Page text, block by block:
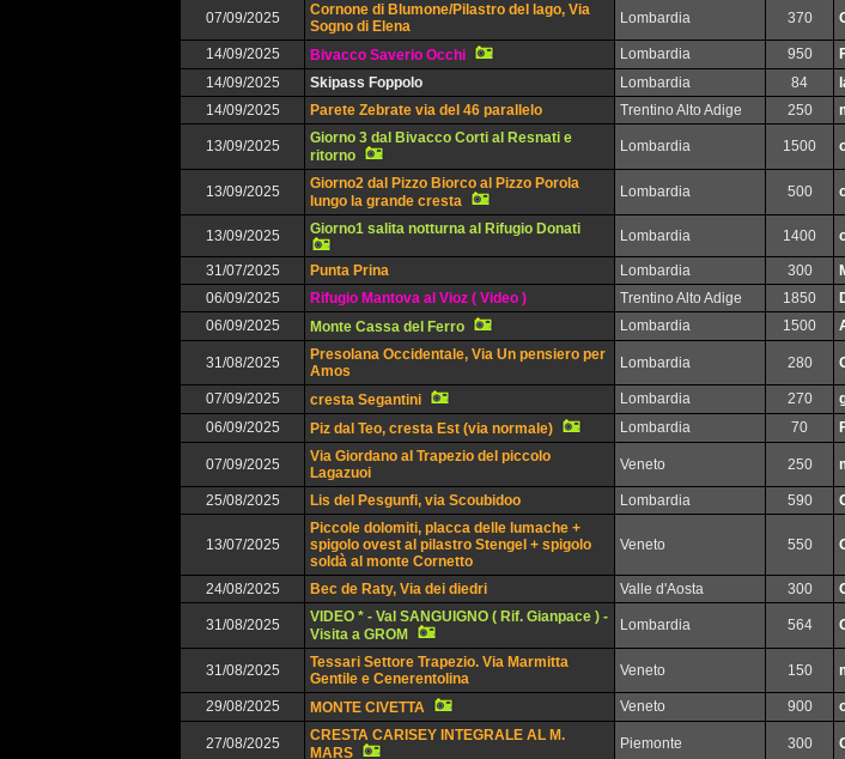
07/09/2025
Cornone di Blumone/Pilastro del lago, Via
Sogno di Elena
Lombardia 370
14/09/2025 Bivacco Saverio Occhi Lombardia 950
14/09/2025
Skipass Foppolo Lombardia 84
14/09/2025
Parete Zebrate via del 46 parallelo Trentino Alto Adige 250
13/09/2025
Giorno 3 dal Bivacco Corti al Resnati e
ritorno
Lombardia 1500
13/09/2025
Giorno2 dal Pizzo Biorco al Pizzo Porola
lungo la grande cresta
Lombardia 500
13/09/2025 Giorno1 salita notturna al Rifugio Donati Lombardia 1400
31/07/2025 Punta Prina Lombardia 300
06/09/2025
Rifugio Mantova al Vioz ( Video ) Trentino Alto Adige 1850
06/09/2025
Monte Cassa del Ferro Lombardia 1500
31/08/2025
Presolana Occidentale, Via Un pensiero per
Amos
Lombardia 280
07/09/2025 cresta Segantini Lombardia 270
06/09/2025
Piz dal Teo, cresta Est (via normale) Lombardia 70
07/09/2025
Via Giordano al Trapezio del piccolo
Lagazuoi
Veneto 250
25/08/2025 Lis del Pesgunfi, via Scoubidoo Lombardia 590
13/07/2025
Piccole dolomiti, placca delle lumache +
spigolo ovest al pilastro Stengel + spigolo
soldà al monte Cornetto
Veneto 550
24/08/2025 Bec de Raty, Via dei diedri Valle d'Aosta 300
31/08/2025
VIDEO * - Val SANGUIGNO ( Rif. Gianpace ) -
Visita a GROM
Lombardia 564
31/08/2025
Tessari Settore Trapezio. Via Marmitta
Gentile e Cenerentolina
Veneto 150
29/08/2025 MONTE CIVETTA Veneto 900
27/08/2025
CRESTA CARISEY INTEGRALE AL M.
MARS
Piemonte 300